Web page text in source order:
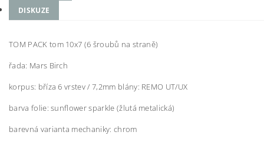
DISKUZE
TOM PACK tom 10x7 (6 šroubů na straně)
řada: Mars Birch
korpus: bříza 6 vrstev / 7,2mm blány: REMO UT/UX
barva folie: sunflower sparkle (žlutá metalická)
barevná varianta mechaniky: chrom